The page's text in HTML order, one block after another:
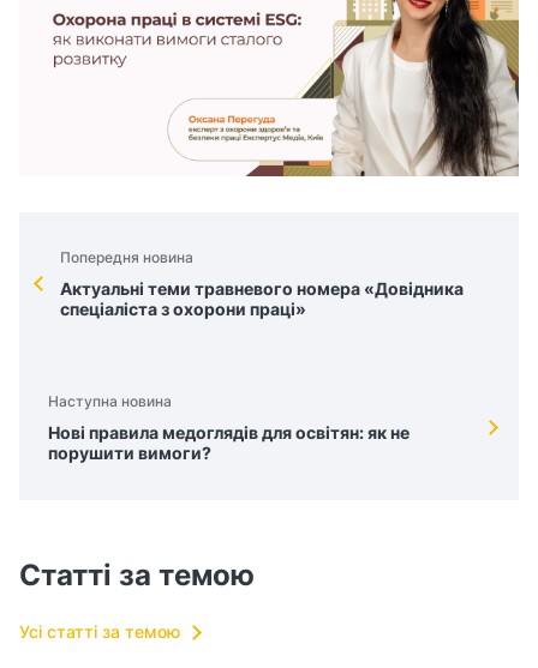
Попередня новина
Актуальні теми травневого номера «Довідника
спеціаліста з охорони праці»
Наступна новина
Нові правила медоглядів для освітян: як не
порушити вимоги?
Статті за темою
Усі статті за темою